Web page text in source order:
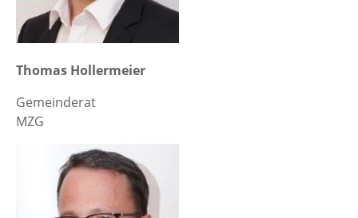
Thomas Hollermeier
Gemeinderat
MZG